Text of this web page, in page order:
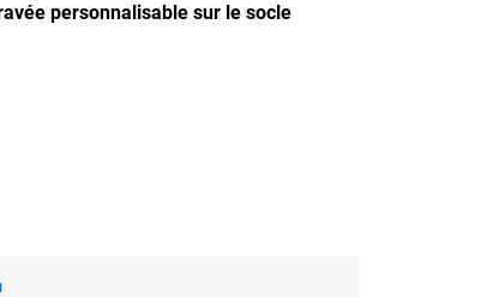
personnalisable sur le socle